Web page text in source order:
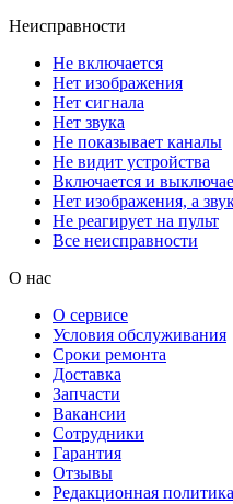
Неисправности
Не включается
Нет изображения
Нет сигнала
Нет звука
Не показывает каналы
Не видит устройства
Включается и
Нет изображения, а
Не реагирует на пульт
Все неисправности
О нас
О сервисе
Условия обслуживания
Сроки ремонта
Доставка
Запчасти
Вакансии
Сотрудники
Гарантия
Отзывы
Редакционная политика